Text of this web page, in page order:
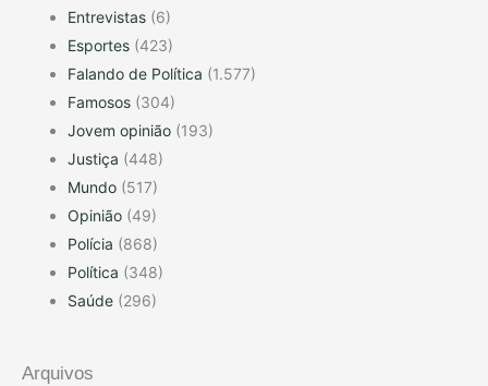
Entrevistas (6)
Esportes (423)
Falando de Política (1.577)
Famosos (304)
Jovem opinião (193)
Justiça (448)
Mundo (517)
Opinião (49)
Polícia (868)
Política (348)
Saúde (296)
Arquivos